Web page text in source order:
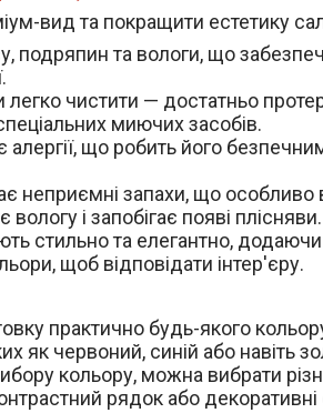
вид та покращити естетику
подряпин та вологи, що
легко чистити — достатньо
миючих засобів.
алергії, що робить його
неприємні запахи, що
і запобігає появі плісняви.
стильно та елегантно,
щоб відповідати інтер'єру.
практично будь-якого
як червоний, синій або навіть
кольору, можна вибрати
рядок або